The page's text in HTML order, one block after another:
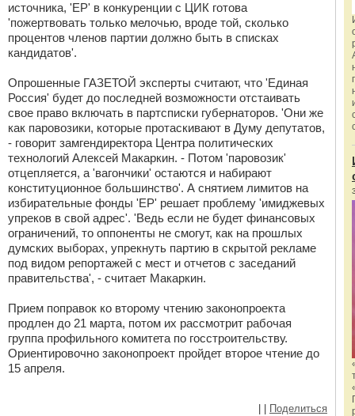
источника, 'ЕР' в конкуренции с ЦИК готова
'пожертвовать только мелочью, вроде той, сколько
процентов членов партии должно быть в списках
кандидатов'.
Опрошенные ГАЗЕТОЙ эксперты считают, что 'Единая
Россия' будет до последней возможности отстаивать
свое право включать в партсписки губернаторов. 'Они же
как паровозики, которые протаскивают в Думу депутатов,
- говорит замгендиректора Центра политических
технологий Алексей Макаркин. - Потом 'паровозик'
отцепляется, а 'вагончики' остаются и набирают
конституционное большинство'. А снятием лимитов на
избирательные фонды 'ЕР' решает проблему 'имиджевых
упреков в свой адрес'. 'Ведь если не будет финансовых
ограничений, то оппоненты не смогут, как на прошлых
думских выборах, упрекнуть партию в скрытой рекламе
под видом репортажей с мест и отчетов с заседаний
правительства', - считает Макаркин.
Прием поправок ко второму чтению законопроекта
продлен до 21 марта, потом их рассмотрит рабочая
группа профильного комитета по госстроительству.
Ориентировочно законопроект пройдет второе чтение до
15 апреля.
Поделиться